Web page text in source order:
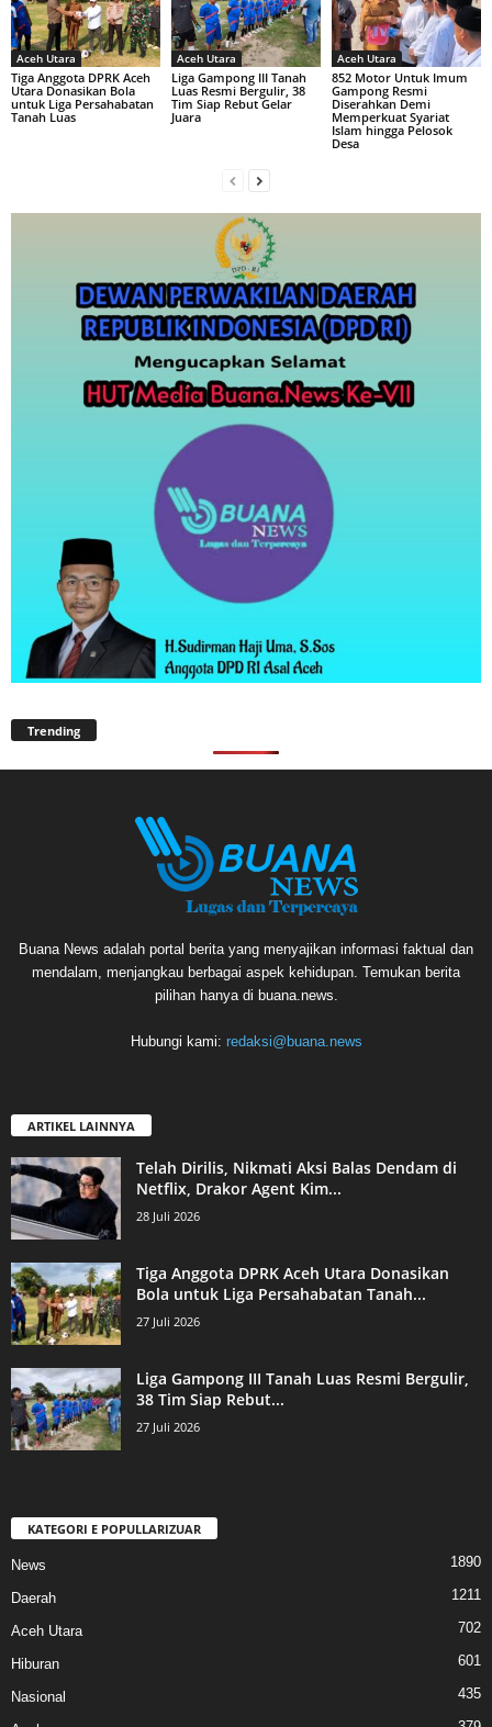
Aceh Utara
Tiga Anggota DPRK Aceh
Utara Donasikan Bola
untuk Liga Persahabatan
Tanah Luas
Aceh Utara
Liga Gampong III Tanah
Luas Resmi Bergulir, 38
Tim Siap Rebut Gelar
Juara
Aceh Utara
852 Motor Untuk Imum
Gampong Resmi
Diserahkan Demi
Memperkuat Syariat
Islam hingga Pelosok
Desa
Trending
Buana News adalah portal berita yang menyajikan informasi faktual dan
mendalam, menjangkau berbagai aspek kehidupan. Temukan berita
pilihan hanya di buana.news.
Hubungi kami: redaksi@buana.news
ARTIKEL LAINNYA
Telah Dirilis, Nikmati Aksi Balas Dendam di
Netflix, Drakor Agent Kim...
28 Juli 2026
Tiga Anggota DPRK Aceh Utara Donasikan
Bola untuk Liga Persahabatan Tanah...
27 Juli 2026
Liga Gampong III Tanah Luas Resmi Bergulir,
38 Tim Siap Rebut...
27 Juli 2026
KATEGORI E POPULLARIZUAR
News 1890
Daerah 1211
Aceh Utara 702
Hiburan 601
Nasional 435